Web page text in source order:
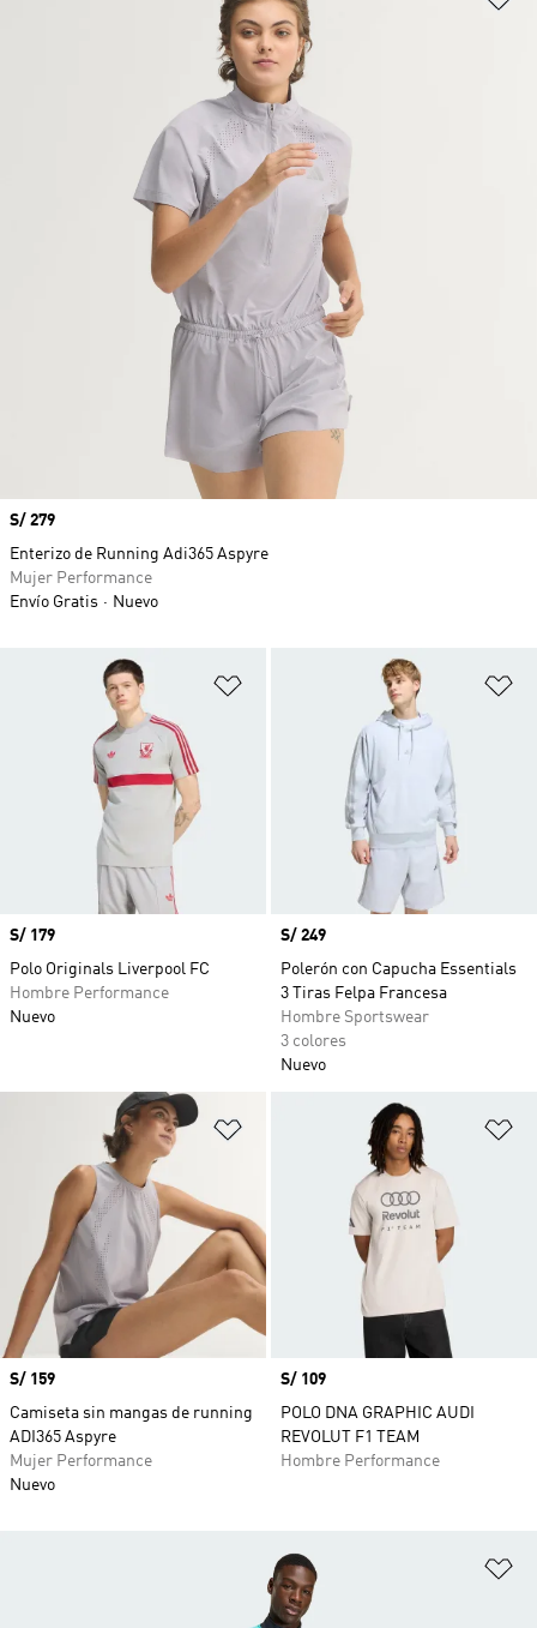
Añadir a la lista de deseos
Precio
S/ 179
Polo Originals Liverpool FC
Hombre Performance
Nuevo
Precio
S/ 249
Polerón con Capucha Essentials
3 Tiras Felpa Francesa
Hombre Sportswear
3 colores
Nuevo
Añadir a la lista de deseos
Precio
S/ 159
Camiseta sin mangas de running
ADI365 Aspyre
Mujer Performance
Nuevo
Precio
S/ 109
POLO DNA GRAPHIC AUDI
REVOLUT F1 TEAM
Hombre Performance
Precio
S/ 279
Enterizo de Running Adi365 Aspyre
Mujer Performance
Envío Gratis
Nuevo